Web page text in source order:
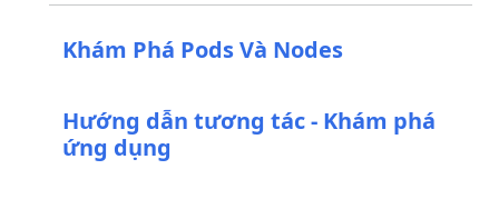
Khám Phá Pods Và Nodes
Hướng dẫn tương tác - Khám phá
ứng dụng